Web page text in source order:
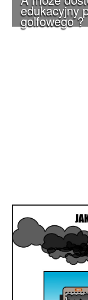
edukacyjny
golfowego ?